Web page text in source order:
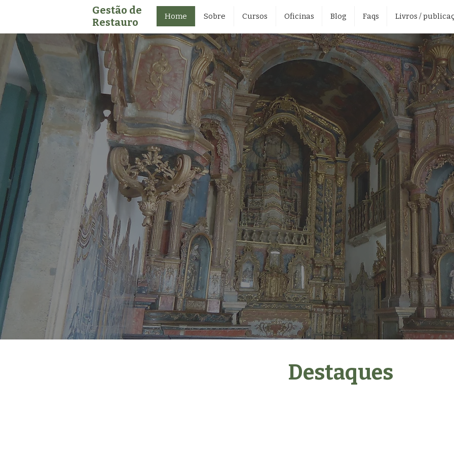
Gestão de
Restauro
Home Sobre Cursos Oficinas Blog Faqs Livros /
Bem-vindo(a) ao
Gestão de
Destaques